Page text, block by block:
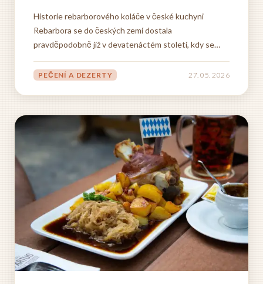
Historie rebarborového koláče v české kuchyni
Rebarbora se do českých zemí dostala
pravděpodobně již v devatenáctém století, kdy se
užitková zahradní plodina. Zatímco v některých
PEČENÍ A DEZERTY 27. 05. 2026